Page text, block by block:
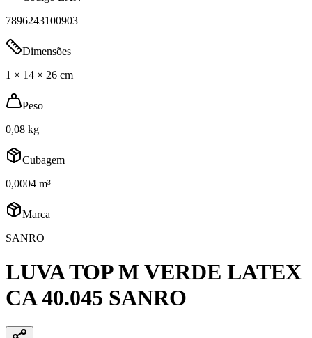
7896243100903
Dimensões
1 × 14 × 26 cm
Peso
0,08 kg
Cubagem
0,0004 m³
Marca
SANRO
LUVA TOP M VERDE LATEX
CA 40.045 SANRO